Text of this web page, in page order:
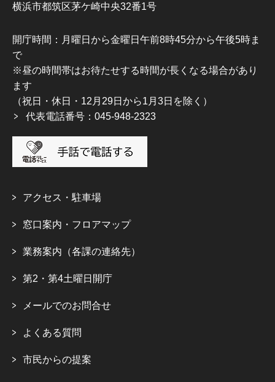
横浜市都筑区茅ケ崎中央32番1号
開庁時間：月曜日から金曜日午前8時45分から午後5時ま
で
※昼の時間帯はお待たせする時間が長くなる場合があり
ます
（祝日・休日・12月29日から1月3日を除く）
代表電話番号：045-948-2323
アクセス・駐車場
窓口案内・フロアマップ
業務案内（各課の連絡先）
第2・第4土曜日開庁
メールでのお問合せ
よくある質問
市民からの提案